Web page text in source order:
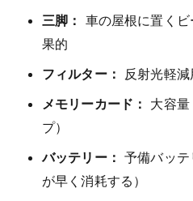
三脚： 車の屋根に置く
果的
フィルター： 反射光軽
メモリーカード： 大容量
プ）
バッテリー： 予備バッ
が早く消耗する）